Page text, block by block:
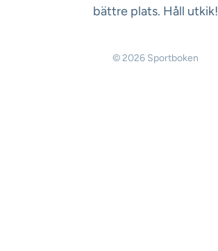
bättre plats. Håll utkik!
© 2026 Sportboken